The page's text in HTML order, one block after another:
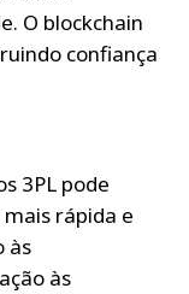
O blockchain
confiança
3PL pode
rápida e
às
às